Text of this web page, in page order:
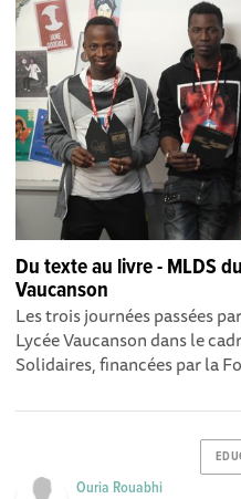
Du texte au livre - MLDS
Vaucanson
Les trois journées passées
Lycée Vaucanson dans le
Solidaires, financées par la
Ouria Rouabhi